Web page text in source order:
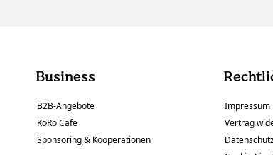
Business
B2B-Angebote
KoRo Cafe
Sponsoring & Kooperationen
Impressum
Vertrag